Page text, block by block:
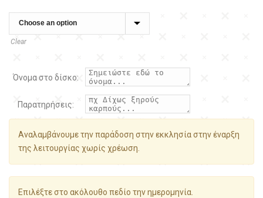
Clear
Όνομα στο δίσκο:
Παρατηρήσεις:
Αναλαμβάνουμε την παράδοση στην εκκλησία στην έναρξη
της λειτουργίας χωρίς χρέωση.
Επιλέξτε στο ακόλουθο πεδίο την ημερομηνία.